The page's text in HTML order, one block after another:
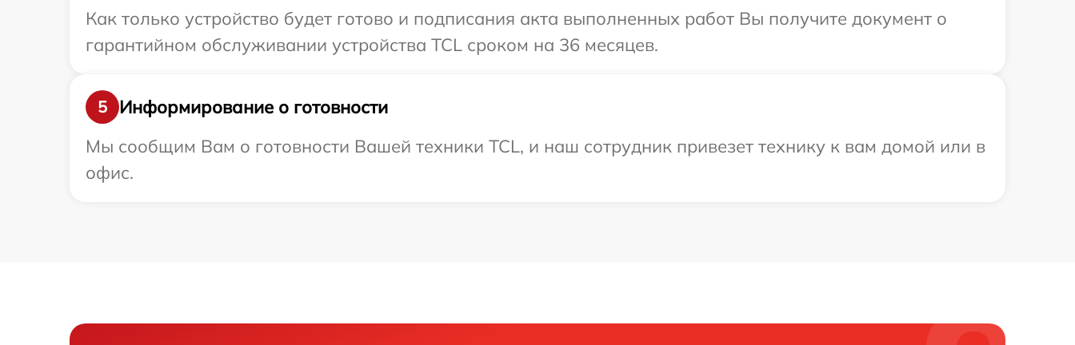
Как только устройство будет готово и подписания акта выполненных работ Вы получите документ о
гарантийном обслуживании устройства TCL сроком на 36 месяцев.
5
Информирование о готовности
Мы сообщим Вам о готовности Вашей техники TCL, и наш сотрудник привезет технику к вам домой или в
офис.